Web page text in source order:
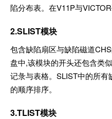
陷分布表。在V11P与VICTOR
2.SLIST模块
包含缺陷扇区与缺陷磁道
盘中,该模块的开头还包含类
记彔与表格。SLIST中的所
的顺序排序。
3.TLIST模块